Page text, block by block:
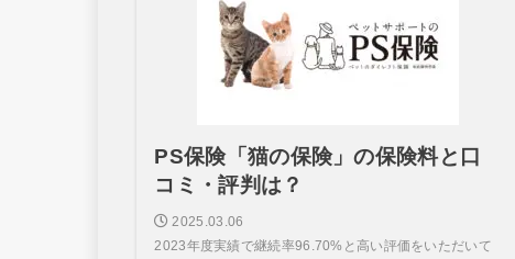
PS保険「猫の保険」の保険料と口
コミ・評判は？
2025.03.06
2023年度実績で継続率96.70%と高い評価をいただいて